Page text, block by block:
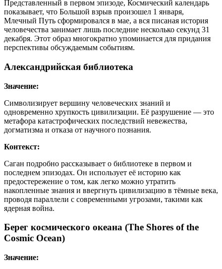
Представленный в первом эпизоде, Космический календарь
показывает, что Большой взрыв произошел 1 января,
Млечный Путь сформировался в мае, а вся писаная история
человечества занимает лишь последние несколько секунд 31
декабря. Этот образ многократно упоминается для придания
перспективы обсуждаемым событиям.
Александрийская библиотека
Значение:
Символизирует вершину человеческих знаний и
одновременно хрупкость цивилизации. Её разрушение — это
метафора катастрофических последствий невежества,
догматизма и отказа от научного познания.
Контекст:
Саган подробно рассказывает о библиотеке в первом и
последнем эпизодах. Он использует её историю как
предостережение о том, как легко можно утратить
накопленные знания и ввергнуть цивилизацию в тёмные века,
проводя параллели с современными угрозами, такими как
ядерная война.
Берег космического океана (The Shores of the
Cosmic Ocean)
Значение: